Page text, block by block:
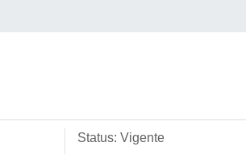
Status: Vigente